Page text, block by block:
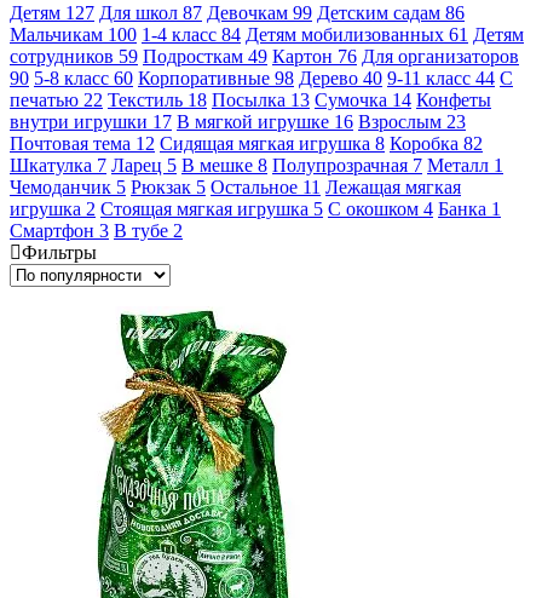
Детям 127 Для школ 87 Девочкам 99 Детским садам 86
Мальчикам 100 1-4 класс 84 Детям мобилизованных 61 Детям
сотрудников 59 Подросткам 49 Картон 76 Для организаторов
90 5-8 класс 60 Корпоративные 98 Дерево 40 9-11 класс 44 С
печатью 22 Текстиль 18 Посылка 13 Сумочка 14 Конфеты
внутри игрушки 17 В мягкой игрушке 16 Взрослым 23
Почтовая тема 12 Сидящая мягкая игрушка 8 Коробка 82
Шкатулка 7 Ларец 5 В мешке 8 Полупрозрачная 7 Металл 1
Чемоданчик 5 Рюкзак 5 Остальное 11 Лежащая мягкая
игрушка 2 Стоящая мягкая игрушка 5 С окошком 4 Банка 1
Смартфон 3 В тубе 2
Фильтры